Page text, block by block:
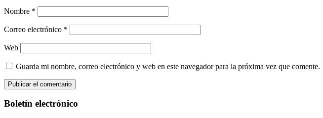
Nombre *
Correo electrónico *
Web
Guarda mi nombre, correo electrónico y web en este navegador para la próxima vez que comente.
Boletín electrónico